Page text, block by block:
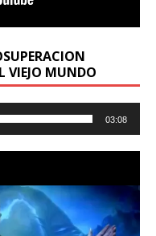
VIEJO MUNDO
03:08